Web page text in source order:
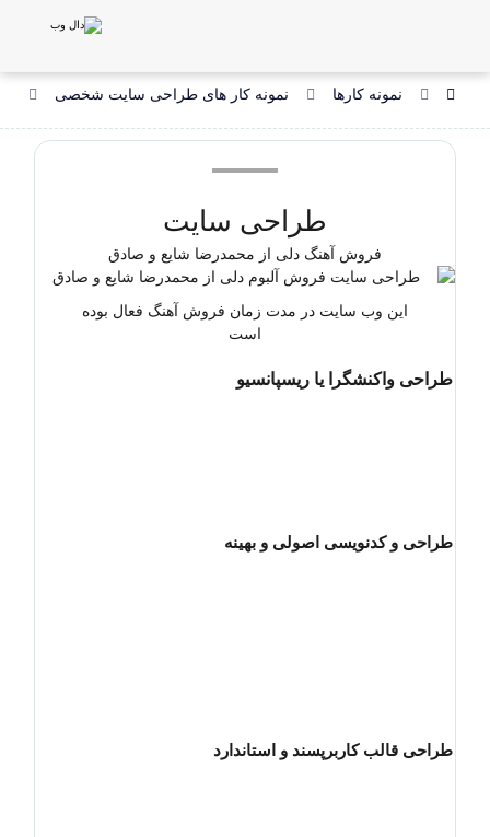
نمونه کارها نمونه کار های طراحی سایت شخصی
طراحی سایت
فروش آهنگ دلی از محمدرضا شایع و صادق
این وب سایت در مدت زمان فروش آهنگ فعال بوده
است
طراحی واکنشگرا یا ریسپانسیو
طراحی و کدنویسی اصولی و بهینه
طراحی قالب کاربرپسند و استاندارد